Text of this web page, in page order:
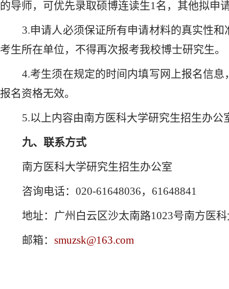
的导师，可优先录取硕博连读生1名，其他拟申
3.申请人必须保证所有申请材料的真实性
考生所在单位，不得再次报考我校博士研究生。
4.考生须在规定的时间内填写网上报名信
报名资格无效。
5.以上内容由南方医科大学研究生招生办
九、联系方式
南方医科大学研究生招生办公室
咨询电话： 020-61648036，61648841
地址：广州白云区沙太南路1023号南方医
邮箱： smuzsk@163.com